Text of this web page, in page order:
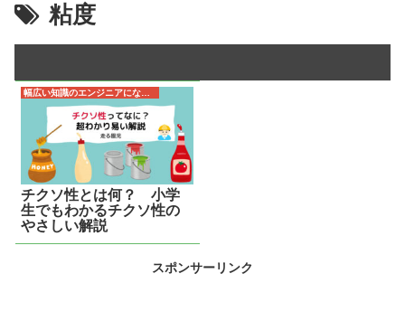
粘度
幅広い知識のエンジニアになるため
チクソ性とは何？ 小学
生でもわかるチクソ性の
やさしい解説
スポンサーリンク